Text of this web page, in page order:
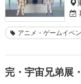
アニメ・ゲームイベ
完・宇宙兄弟展